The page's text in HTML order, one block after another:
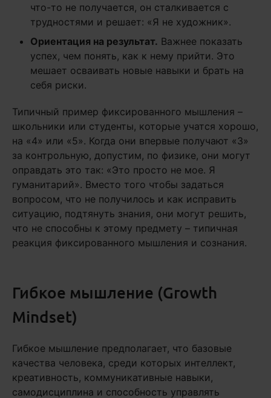
что-то не получается, он сталкивается с
трудностями и решает: «Я не художник».
Ориентация на результат. Важнее показать
успех, чем понять, как к нему прийти. Это
мешает осваивать новые навыки и брать на
себя риски.
Типичный пример фиксированного мышления –
школьники или студенты, которые учатся хорошо,
на «4» или «5». Когда они впервые получают «3»
за контрольную, допустим, по физике, они могут
оправдать это так: «Это просто не мое. Я
гуманитарий». Вместо того чтобы задаться
вопросом, что не получилось и как исправить
ситуацию, подтянуть знания, они могут решить,
что не способны к этому предмету – типичная
реакция фиксированного мышления и сознания.
Гибкое мышление (Growth
Mindset)
Гибкое мышление предполагает, что базовые
качества человека, среди которых интеллект,
креативность, коммуникативные навыки,
самодисциплина и способность управлять